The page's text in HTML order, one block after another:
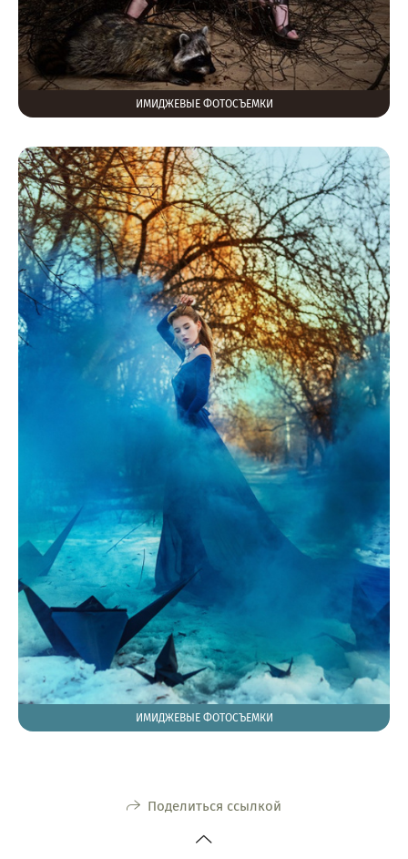
ИМИДЖЕВЫЕ ФОТОСЪЕМКИ
ИМИДЖЕВЫЕ ФОТОСЪЕМКИ
Поделиться ссылкой